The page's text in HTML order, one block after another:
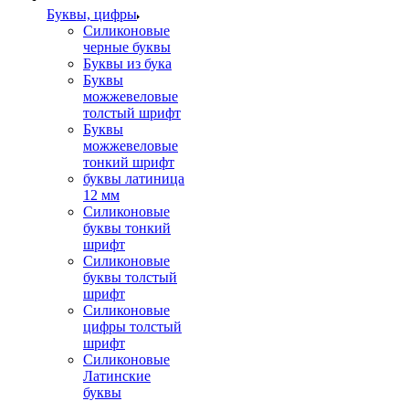
Буквы, цифры
Силиконовые
черные буквы
Буквы из бука
Буквы
можжевеловые
толстый шрифт
Буквы
можжевеловые
тонкий шрифт
буквы латиница
12 мм
Силиконовые
буквы тонкий
шрифт
Силиконовые
буквы толстый
шрифт
Силиконовые
цифры толстый
шрифт
Силиконовые
Латинские
буквы